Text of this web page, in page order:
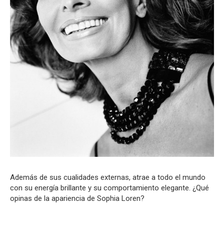
Además de sus cualidades externas, atrae a todo el mundo
con su energía brillante y su comportamiento elegante. ¿Qué
opinas de la apariencia de Sophia Loren?